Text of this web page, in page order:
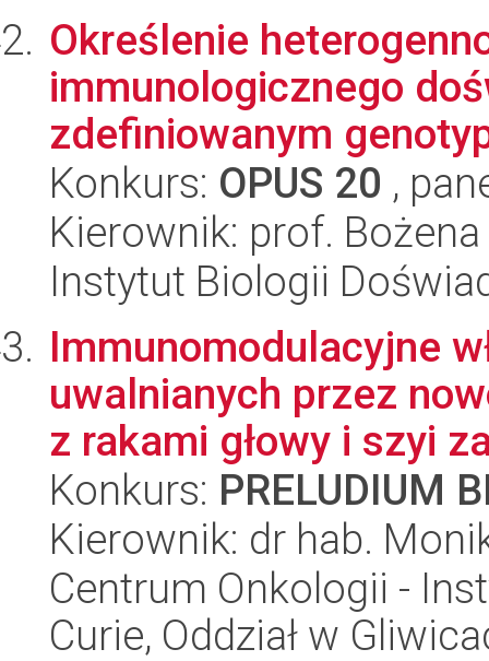
Określenie
immunologicznego
zdefiniowanym
Konkurs: OPUS 20 ,
Kierownik: prof.
Instytut Biologii
Immunomodulacyjne
uwalnianych przez
z rakami głowy i szyi
Konkurs: PRELUDIUM
Kierownik: dr hab.
Centrum Onkologii -
Curie, Oddział w